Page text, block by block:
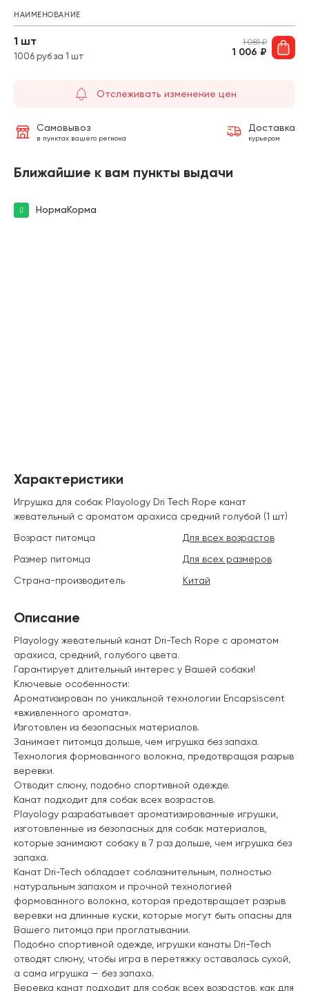
НАИМЕНОВАНИЕ
1 шт
1006 руб за 1 шт
1 081₽
1 006 ₽
Отслеживать изменение цен
Самовывоз
в пунктах вашего региона
Доставка
курьером
Ближайшие к вам пункты выдачи
НормаКорма
Описание
Playology жевательный канат Dri-Tech Rope с ароматом
арахиса, средний, голубого цвета.
Гарантирует длительный интерес у Вашей собаки!
Ключевые особенности:
Ароматизирован по уникальной технологии Encapsiscent
«вживленного аромата».
Изготовлен из безопасных материалов.
Занимает питомца дольше, чем игрушка без запаха.
Технология формованного волокна, предотвращая разрыв
веревки.
Отводит слюну, подобно спортивной одежде.
Канат подходит для собак всех возрастов.
Playology разрабатывает ароматизированные игрушки,
изготовленные из безопасных для собак материалов,
которые занимают собаку в 7 раз дольше, чем игрушка без
запаха.
Канат Dri-Tech обладает соблазнительным, полностью
натуральным запахом и прочной технологией
формованного волокна, которая предотвращает разрыв
веревки на длинные куски, которые могут быть опасны для
Вашего питомца при проглатывании.
Подобно спортивной одежде, игрушки канаты Dri-Tech
отводят слюну, чтобы игра в перетяжку оставалась сухой,
а сама игрушка — без запаха.
Веревка канат подходит для собак всех возрастов, как для
Характеристики
Игрушка для собак Playology Dri Tech Rope канат
жевательный с ароматом арахиса средний голубой (1 шт)
Возраст питомца
Для всех возрастов
Размер питомца
Для всех размеров
Страна-производитель
Китай